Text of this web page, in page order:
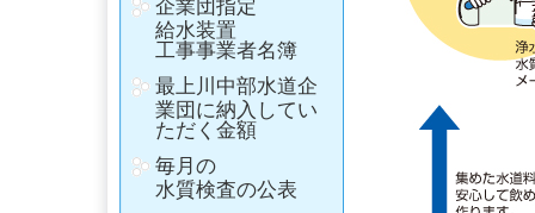
企業団指定
給水装置
工事事業者名簿
最上川中部水道企
業団に納入してい
ただく金額
毎月の
水質検査の公表